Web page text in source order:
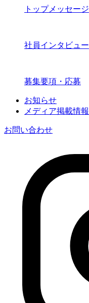
トップメッセージ
社員インタビュー
募集要項・応募
お知らせ
メディア掲載情報
お問い合わせ